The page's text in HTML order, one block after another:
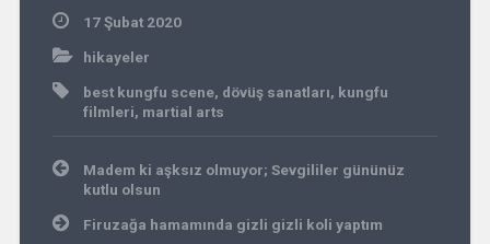
17 Şubat 2020
hikayeler
best kungfu scene, dövüş sanatları, kungfu
filmleri, martial arts
Yazı
gezinmesi
Madem ki aşksız olmuyor; Sevgililer gününüz
kutlu olsun
Firuzağa hamamında gizli gizli koli yaptım